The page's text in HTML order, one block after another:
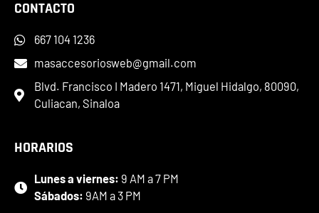
CONTACTO
667 104 1236
masaccesoriosweb@gmail.com
Blvd. Francisco I Madero 1471, Miguel Hidalgo, 80090,
Culiacan, Sinaloa
HORARIOS
Lunes a viernes: 9 AM a 7 PM
Sábados: 9AM a 3 PM